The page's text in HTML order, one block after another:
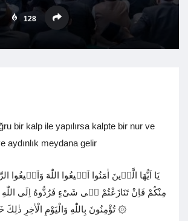
128
bir kalp ile yapılırsa kalpte bir nur ve
aydınlık meydana gelir
يَا اَيُّهَا الَّذٖينَ اٰمَنُوا اَطٖيعُوا اللّٰهَ وَاَطٖيعُوا
مِنْكُمْ فَاِنْ تَنَازَعْتُمْ فٖى شَیْءٍ فَرُدُّوهُ اِلَى اللّٰهِ
تُؤْمِنُونَ بِاللّٰهِ وَالْيَوْمِ الْاٰخِرِ ذٰلِكَ خَيْرٌ وَاَحْسَنُ تَاْوٖيلًا ۞